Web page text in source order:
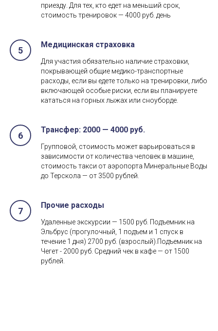
приезду. Для тех, кто едет на меньший срок,
стоимость тренировок — 4000 руб. день
Медицинская страховка
Для участия обязательно наличие страховки,
покрывающей общие медико-транспортные
расходы, если вы едете только на тренировки, либо
включающей особые риски, если вы планируете
кататься на горных лыжах или сноуборде.
Трансфер: 2000 — 4000 руб.
Групповой, стоимость может варьироваться в
зависимости от количества человек в машине,
стоимость такси от аэропорта Минеральные Воды
до Терскола — от 3500 рублей.
Прочие расходы
Удаленные экскурсии — 1500 руб. Подъемник на
Эльбрус (прогулочный, 1 подъем и 1 спуск в
течение 1 дня) 2700 руб. (взрослый).Подъемник на
Чегет - 2000 руб. Средний чек в кафе — от 1500
рублей.